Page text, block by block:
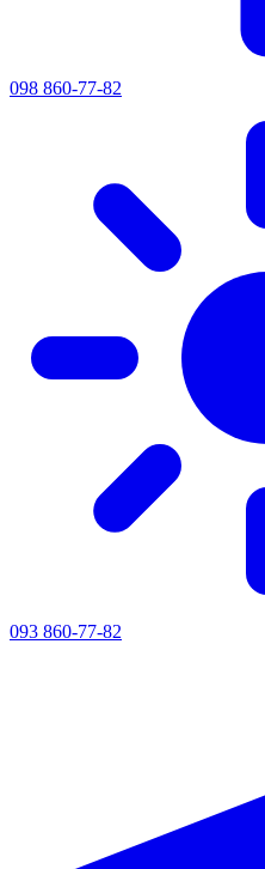
098 860-77-82
093 860-77-82